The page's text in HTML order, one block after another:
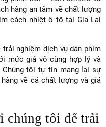
hàng an tâm về chất lượng
cách nhiệt ô tô tại Gia Lai
trải nghiệm dịch vụ dán phim
mức giá vô cùng hợp lý và
tôi tự tin mang lại sự
về cả chất lượng và giá
chúng tôi để trải